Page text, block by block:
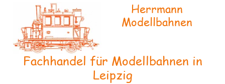
Herrmann
Modellbahnen
Fachhandel für Modellbahnen in
Leipzig